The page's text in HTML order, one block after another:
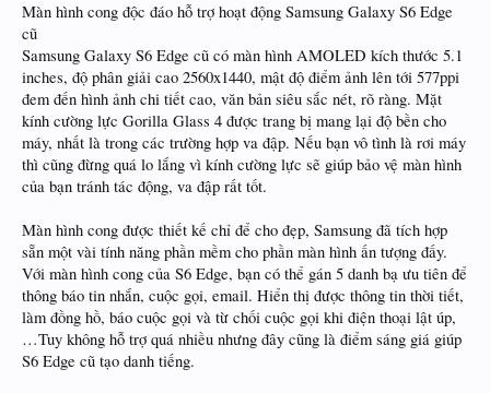
Màn hình cong độc đáo hỗ trợ hoạt động Samsung Galaxy S6 Edge
cũ
Samsung Galaxy S6 Edge cũ có màn hình AMOLED kích thước 5.1
inches, độ phân giải cao 2560x1440, mật độ điểm ảnh lên tới 577ppi
đem đến hình ảnh chi tiết cao, văn bản siêu sắc nét, rõ ràng. Mặt
kính cường lực Gorilla Glass 4 được trang bị mang lại độ bền cho
máy, nhất là trong các trường hợp va đập. Nếu bạn vô tình là rơi máy
thì cũng đừng quá lo lắng vì kính cường lực sẽ giúp bảo vệ màn hình
của bạn tránh tác động, va đập rất tốt.
Màn hình cong được thiết kế chỉ để cho đẹp, Samsung đã tích hợp
sẵn một vài tính năng phần mềm cho phần màn hình ấn tượng đấy.
Với màn hình cong của S6 Edge, bạn có thể gán 5 danh bạ ưu tiên để
thông báo tin nhắn, cuộc gọi, email. Hiển thị được thông tin thời tiết,
làm đồng hồ, báo cuộc gọi và từ chối cuộc gọi khi điện thoại lật úp,
…Tuy không hỗ trợ quá nhiều nhưng đây cũng là điểm sáng giá giúp
S6 Edge cũ tạo danh tiếng.